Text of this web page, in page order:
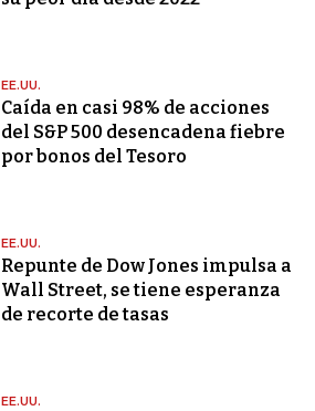
EE.UU.
Caída en casi 98% de acciones
del S&P 500 desencadena fiebre
por bonos del Tesoro
EE.UU.
Repunte de Dow Jones impulsa a
Wall Street, se tiene esperanza
de recorte de tasas
EE.UU.